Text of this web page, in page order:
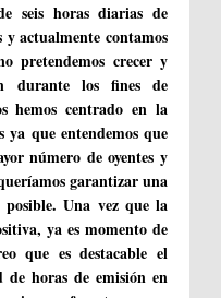
seis horas diarias de
actualmente contamos
pretendemos crecer y
durante los fines de
hemos centrado en la
que entendemos que
número de oyentes y
garantizar una
Una vez que la
ya es momento de
que es destacable el
de horas de emisión en